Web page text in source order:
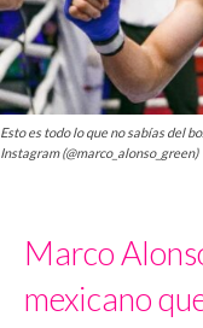
Esto es todo lo que no sabías del
Instagram (@marco_alonso_green)
Marco
mexicano